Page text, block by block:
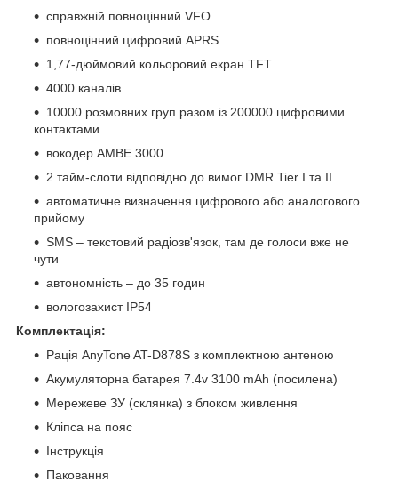
справжній повноцінний VFO
повноцінний цифровий APRS
1,77-дюймовий кольоровий екран TFT
4000 каналів
10000 розмовних груп разом із 200000 цифровими
контактами
вокодер АМВЕ 3000
2 тайм-слоти відповідно до вимог DMR Tier I та II
автоматичне визначення цифрового або аналогового
прийому
SMS – текстовий радіозв'язок, там де голоси вже не
чути
автономність – до 35 годин
вологозахист IP54
Комплектація:
Рація AnyTone AT-D878S з комплектною антеною
Акумуляторна батарея 7.4v 3100 mAh (посилена)
Мережеве ЗУ (склянка) з блоком живлення
Кліпса на пояс
Інструкція
Паковання